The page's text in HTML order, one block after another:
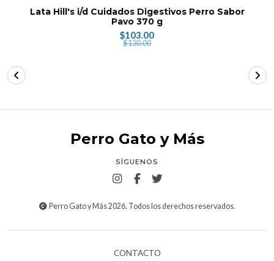
Lata Hill's i/d Cuidados Digestivos Perro Sabor
Pavo 370 g
$103.00
$130.00
Perro Gato y Más
SÍGUENOS
Perro Gato y Más 2026. Todos los derechos reservados.
CONTACTO